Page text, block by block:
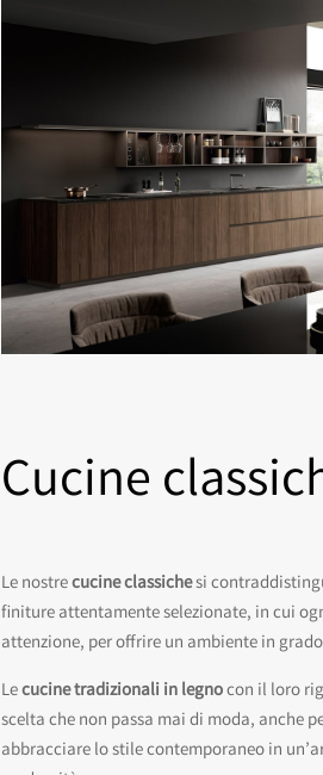
Cucine
Le nostrecucine classichesi
finiture attentamente selezionate, in cui
attenzione, per offrire un ambiente in
Lecucine tradizionali in legnocon il loro
scelta che non passa mai di moda, anche
abbracciare lo stile contemporaneo in